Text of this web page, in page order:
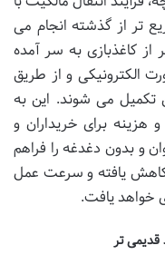
تر از گذشته انجام می
از کاغذبازی به سر آمده
الکترونیکی و از طریق
تکمیل می شوند. این به
هزینه برای خریداران و
و بدون دغدغه را فراهم
کاهش یافته و سرعت عمل
خواهد یافت.
تر